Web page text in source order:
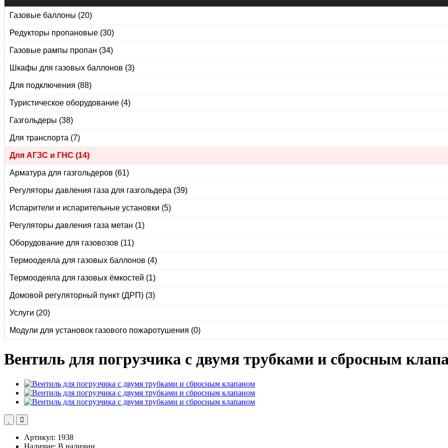
Газовые баллоны (20)
Редукторы пропановые (30)
Газовые рампы пропан (34)
Шкафы для газовых баллонов (3)
Для подключения (88)
Туристическое оборудование (4)
Газгольдеры (38)
Для транспорта (7)
Для АГЗС и ГНС (14)
Арматура для газгольдеров (61)
Регуляторы давления газа для газгольдера (39)
Испарители и испарительные установки (5)
Регуляторы давления газа метан (1)
Оборудование для газовозов (11)
Термоодеяла для газовых баллонов (4)
Термоодеяла для газовых ёмкостей (1)
Домовой регуляторный пункт (ДРП) (3)
Услуги (20)
Модули для установок газового пожаротушения (0)
Вентиль для погрузчика с двумя трубками и сбросным
Артикул: 1938
Наличие: В наличии